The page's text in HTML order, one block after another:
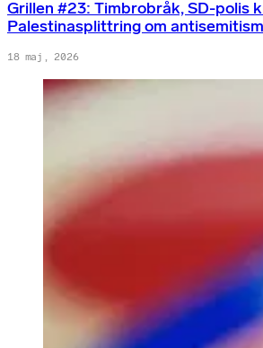
Grillen #23: Timbrobråk, SD-polis
Palestinasplittring om antisemitism
18 maj, 2026